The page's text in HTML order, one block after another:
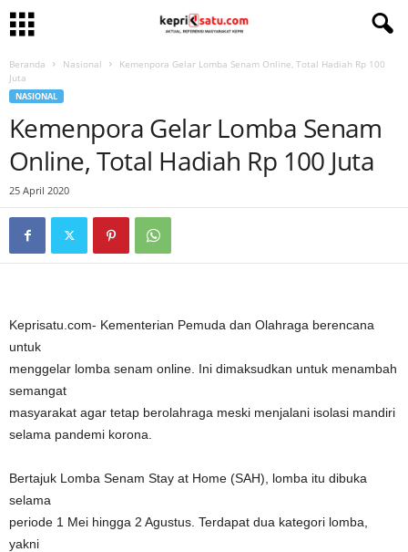
Beranda Nasional
Kemenpora Gelar Lomba Senam Online, Total Hadiah Rp 100
Juta
NASIONAL
Kemenpora Gelar Lomba Senam
Online, Total Hadiah Rp 100 Juta
25 April 2020
Keprisatu.com- Kementerian Pemuda dan Olahraga berencana
untuk
menggelar lomba senam online. Ini dimaksudkan untuk menambah
semangat
masyarakat agar tetap berolahraga meski menjalani isolasi mandiri
selama pandemi korona.
Bertajuk Lomba Senam Stay at Home (SAH), lomba itu dibuka
selama
periode 1 Mei hingga 2 Agustus. Terdapat dua kategori lomba,
yakni